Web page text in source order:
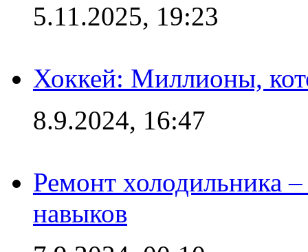
5.11.2025, 19:23
Хоккей: Миллионы,
8.9.2024, 16:47
Ремонт холодильника
навыков